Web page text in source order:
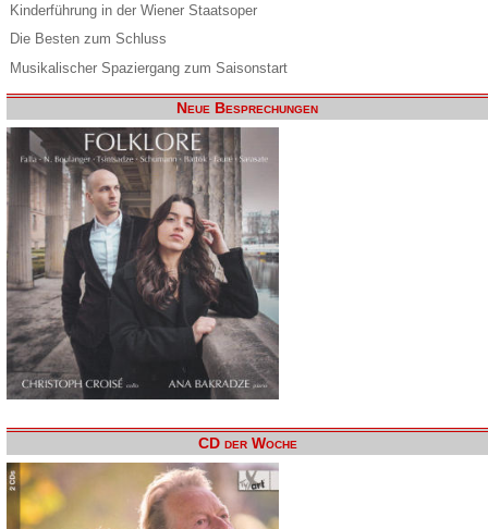
Kinderführung in der Wiener Staatsoper
Die Besten zum Schluss
Musikalischer Spaziergang zum Saisonstart
Neue Besprechungen
CD der Woche